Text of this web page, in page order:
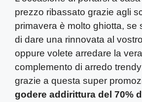
prezzo ribassato grazie agli
primavera è molto ghiotta, se
di dare una rinnovata al
oppure volete arredare la
complemento di arredo
grazie a questa super
godere addirittura del 70%